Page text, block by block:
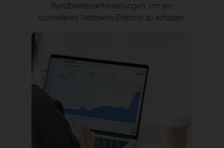
Bandbreitenanforderungen, um ein
schnelleres Netzwerk-Erlebnis zu erhalten.